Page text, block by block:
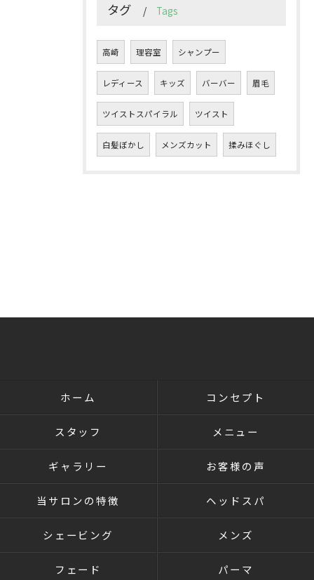
タグ Tags
高崎 理容室 シャンプー
レディース キッズ バーバー 眉毛
ツイストスパイラル ツイスト
白髪ぼかし メンズカット 揉みほぐし
ホーム コンセプト
スタッフ メニュー
ギャラリー お客様の声
当サロンの特徴 ヘッドスパ
シェービング メンズ
フェード パーマ